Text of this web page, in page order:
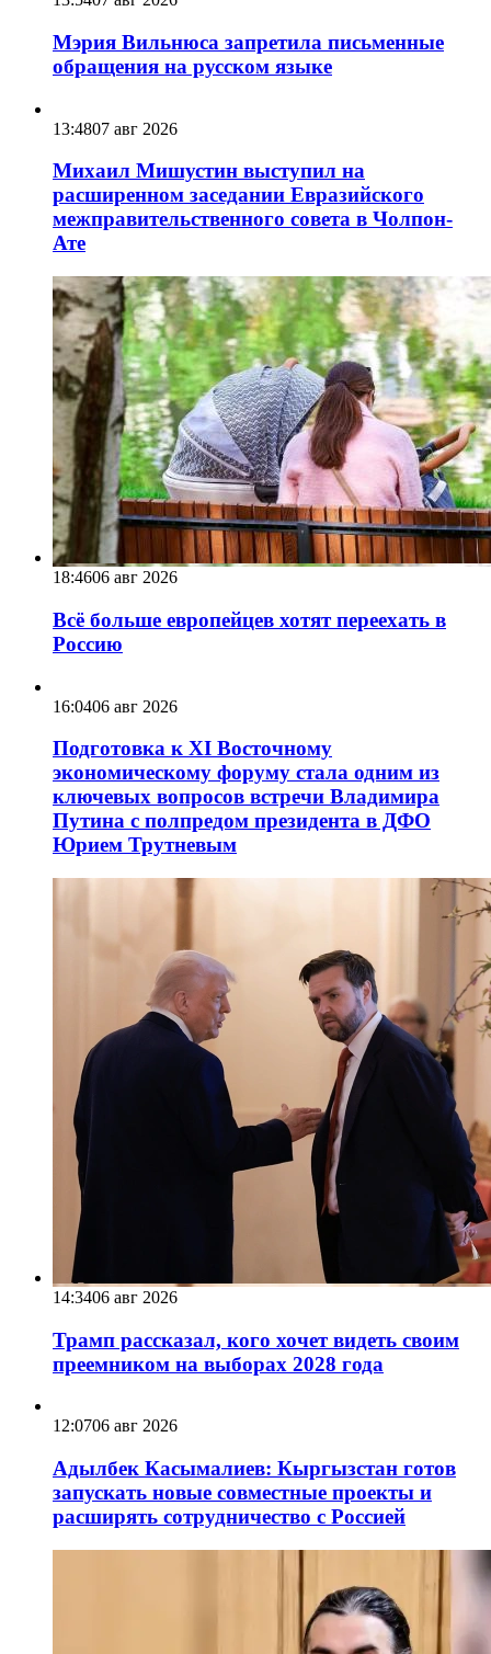
Мэрия Вильнюса запретила письменные
обращения на русском языке
13:4807 авг 2026
Михаил Мишустин выступил на
расширенном заседании Евразийского
межправительственного совета в Чолпон-
Ате
18:4606 авг 2026
Всё больше европейцев хотят переехать в
Россию
16:0406 авг 2026
Подготовка к XI Восточному
экономическому форуму стала одним из
ключевых вопросов встречи Владимира
Путина с полпредом президента в ДФО
Юрием Трутневым
14:3406 авг 2026
Трамп рассказал, кого хочет видеть своим
преемником на выборах 2028 года
12:0706 авг 2026
Адылбек Касымалиев: Кыргызстан готов
запускать новые совместные проекты и
расширять сотрудничество с Россией